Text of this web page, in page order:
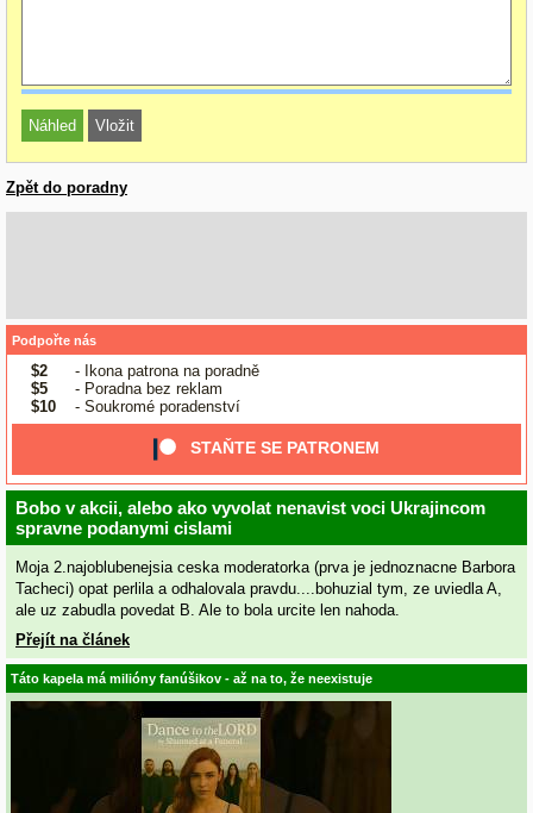
Zpět do poradny
Podpořte nás
$2
- Ikona patrona na poradně
$5
- Poradna bez reklam
$10
- Soukromé poradenství
STAŇTE SE PATRONEM
Bobo v akcii, alebo ako vyvolat nenavist voci Ukrajincom
spravne podanymi cislami
Moja 2.najoblubenejsia ceska moderatorka (prva je jednoznacne Barbora
Tacheci) opat perlila a odhalovala pravdu....bohuzial tym, ze uviedla A,
ale uz zabudla povedat B. Ale to bola urcite len nahoda.
Přejít na článek
Táto kapela má milióny fanúšikov - až na to, že neexistuje